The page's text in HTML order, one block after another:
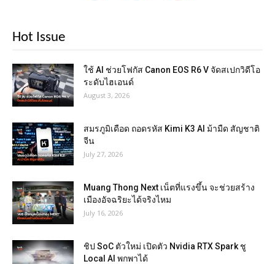
Hot Issue
ใช้ AI ช่วยโฟกัส Canon EOS R6 V จัดสเปกวิดีโอ
ระดับไฮเอนด์
August 3, 2026
สมรภูมิเดือด ถอดรหัส Kimi K3 AI ม้ามืด สัญชาติ
จีน
July 27, 2026
Muang Thong Next เน็ตที่แรงขึ้น จะช่วยสร้าง
เมืองอัจฉริยะได้จริงไหม
July 16, 2026
ชิป SoC ตัวใหม่ เปิดตัว Nvidia RTX Spark ชู
Local AI พกพาได้